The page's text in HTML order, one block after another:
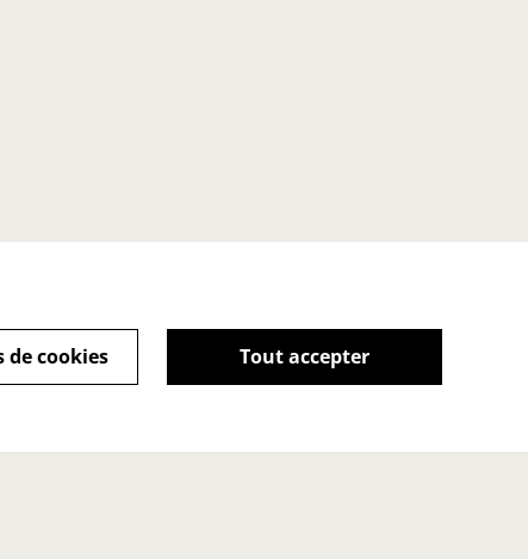
Point de vente
Tout accepter
de cookies